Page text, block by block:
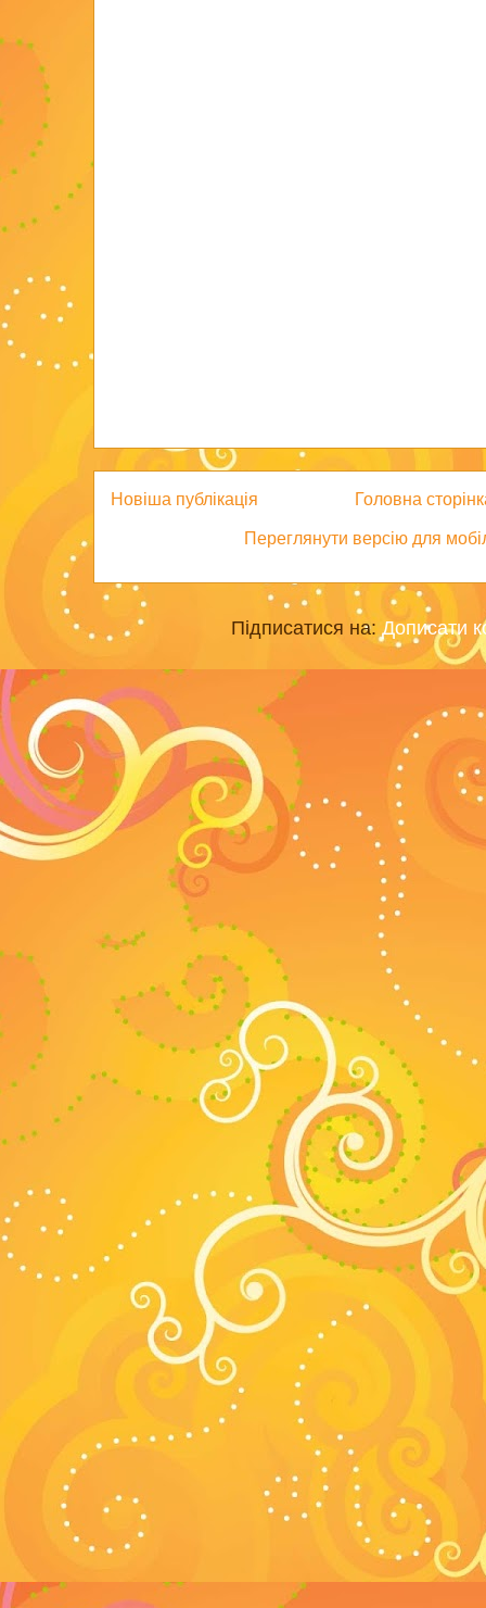
Новіша публікація Головна
Переглянути версію для
Підписатися на: Дописати